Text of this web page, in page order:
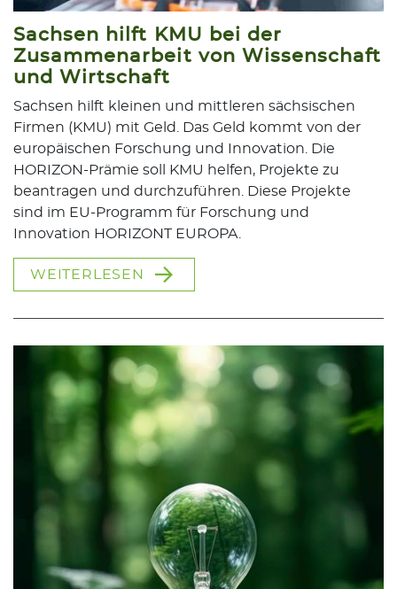
Sachsen hilft KMU bei der
Zusammenarbeit von Wissenschaft
und Wirtschaft
Sachsen hilft kleinen und mittleren sächsischen
Firmen (KMU) mit Geld. Das Geld kommt von der
europäischen Forschung und Innovation. Die
HORIZON-Prämie soll KMU helfen, Projekte zu
beantragen und durchzuführen. Diese Projekte
sind im EU-Programm für Forschung und
Innovation HORIZONT EUROPA.
WEITERLESEN